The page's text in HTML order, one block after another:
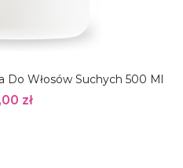
Do Włosów Suchych 500 Ml
zł